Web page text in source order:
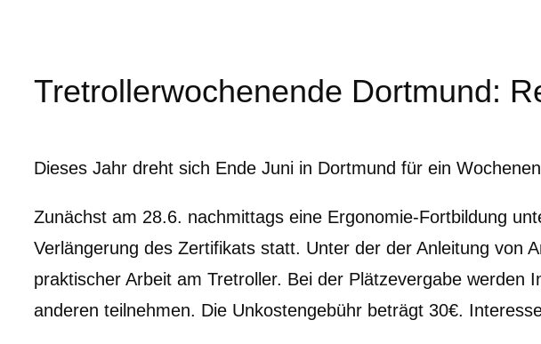
Tretrollerwochenende Dortmund:
Dieses Jahr dreht sich Ende Juni in Dortmund für ein
Zunächst am 28.6. nachmittags eine Ergonomie-Fortbildung
Verlängerung des Zertifikats statt. Unter der der Anleitung von
praktischer Arbeit am Tretroller. Bei der Plätzevergabe
anderen teilnehmen. Die Unkostengebühr beträgt 30€.